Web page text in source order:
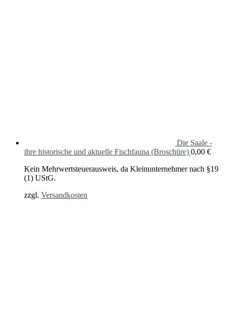
Die Saale -
ihre historische und aktuelle Fischfauna (Broschüre) 0,00 €
Kein Mehrwertsteuerausweis, da Kleinunternehmer nach §19
(1) UStG.
zzgl. Versandkosten